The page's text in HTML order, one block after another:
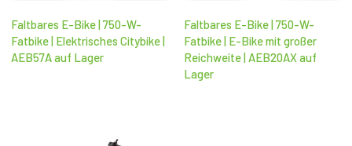
Faltbares E-Bike | 750-W-
Fatbike | Elektrisches Citybike |
AEB57A auf Lager
Faltbares E-Bike | 750-W-
Fatbike | E-Bike mit großer
Reichweite | AEB20AX auf
Lager